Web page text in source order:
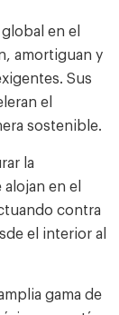
en el
amortiguan y
Sus
el
sostenible.
la
en el
contra
el interior al
gama de